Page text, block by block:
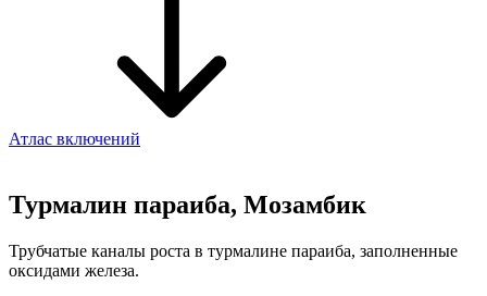
Атлас включений
Турмалин параиба, Мозамбик
Трубчатые каналы роста в турмалине параиба, заполненные
оксидами железа.